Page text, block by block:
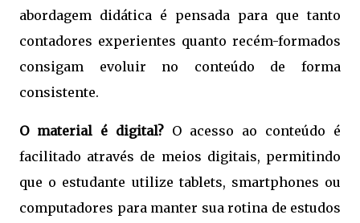
abordagem didática é pensada para que tanto
contadores experientes quanto recém-formados
consigam evoluir no conteúdo de forma
consistente.
O material é digital? O acesso ao conteúdo é
facilitado através de meios digitais, permitindo
que o estudante utilize tablets, smartphones ou
computadores para manter sua rotina de estudos